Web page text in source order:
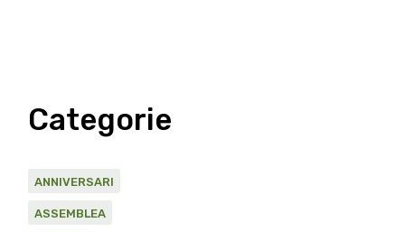
Categorie
ANNIVERSARI
ASSEMBLEA